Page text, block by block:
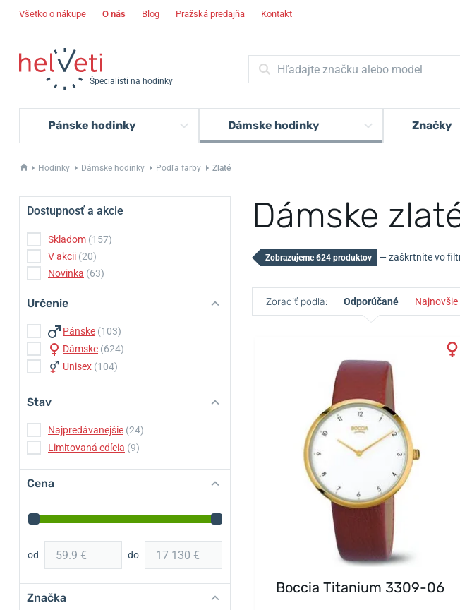
Všetko o nákupe O nás Blog Pražská predajňa Kontakt
Špecialisti na hodinky
Pánske hodinky Dámske hodinky Značky
Hodinky Dámske hodinky Podľa farby Zlaté
Dámske
Dostupnosť a akcie
Skladom (157)
V akcii (20)
Novinka (63)
Určenie
Pánske (103)
Dámske (624)
Unisex (104)
Stav
Najpredávanejšie (24)
Limitovaná edícia (9)
Cena
od do
Značka
Zobrazujeme 624 produktov — zaškrtnite vo
Zoradiť podľa: Odporúčané Najnovšie
Boccia Titanium 3309-06